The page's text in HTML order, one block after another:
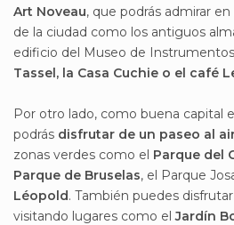
Art Noveau, que podrás admirar
de la ciudad como los antiguos
edificio del Museo de
Tassel, la Casa Cuchie o el café
Por otro lado, como buena capital
podrás disfrutar de un paseo al
zonas verdes como el Parque del
Parque de Bruselas, el Parque
Léopold. También puedes
visitando lugares como elJardín